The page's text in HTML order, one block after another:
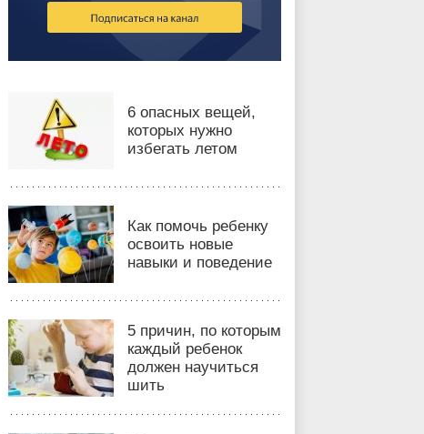
6 опасных вещей,
которых нужно
избегать летом
Как помочь ребенку
освоить новые
навыки и поведение
5 причин, по которым
каждый ребенок
должен научиться
шить